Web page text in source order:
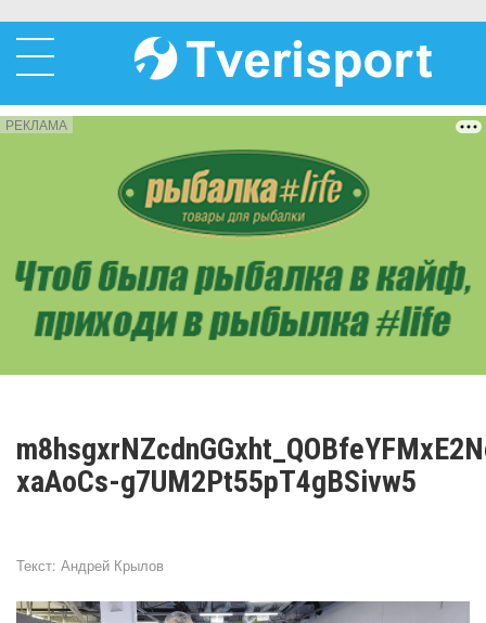
РЕКЛАМА
xaAoCs-g7UM2Pt55pT4gBSivw5
Текст: Андрей Крылов